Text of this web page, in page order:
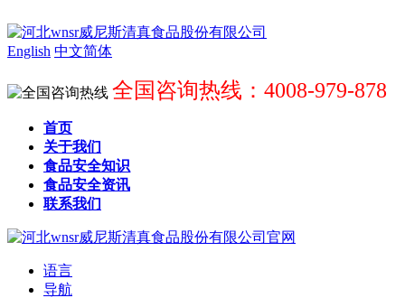
English 中文简体
全国咨询热线：4008-979-878
首页
关于我们
食品安全知识
食品安全资讯
联系我们
语言
导航